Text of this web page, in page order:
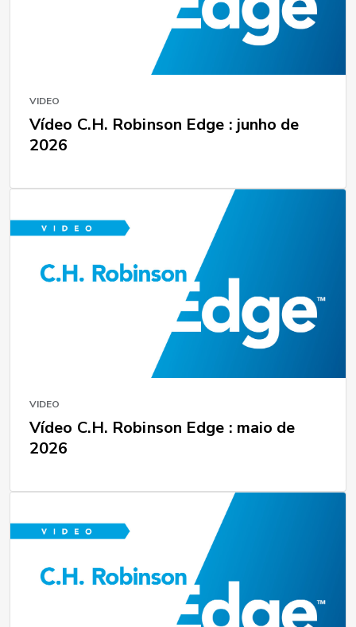
VIDEO
Vídeo C.H. Robinson Edge : junho de
2026
VIDEO
Vídeo C.H. Robinson Edge : maio de
2026